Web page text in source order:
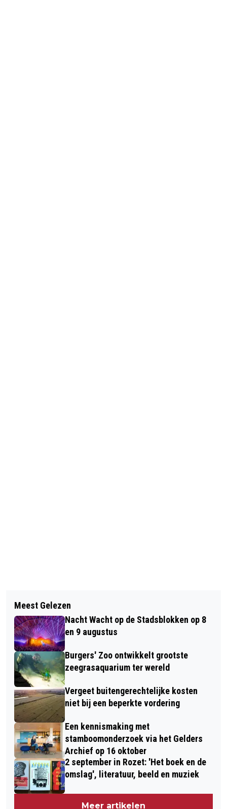
DE #7DAGENWATERDRINK-
CHALLENGE: EEN GOED VOORNEMEN
NEGEN MAANDEN CEL VOOR POGING
TOT DOODSLAG IN MUSISPARK
Meest Gelezen
Nacht Wacht op de Stadsblokken op 8
en 9 augustus
Burgers' Zoo ontwikkelt grootste
zeegrasaquarium ter wereld
Vergeet buitengerechtelijke kosten
niet bij een beperkte vordering
Een kennismaking met
stamboomonderzoek via het Gelders
Archief op 16 oktober
2 september in Rozet: 'Het boek en de
omslag', literatuur, beeld en muziek
Meer artikelen